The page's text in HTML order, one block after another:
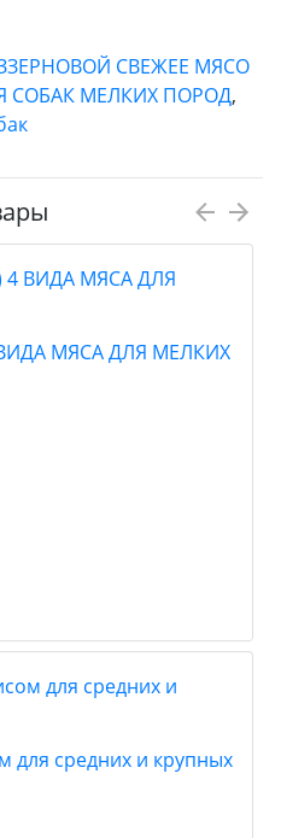
СВЕЖЕЕ МЯСО
СОБАК МЕЛКИХ ПОРОД,
МЯСА ДЛЯ МЕЛКИХ
для средних и крупных